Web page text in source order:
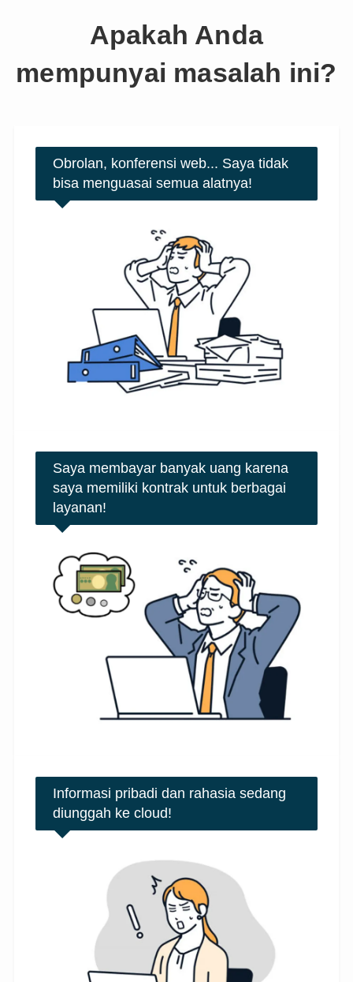
Apakah Anda
mempunyai masalah ini?
Obrolan, konferensi web... Saya tidak
bisa menguasai semua alatnya!
Saya membayar banyak uang karena
saya memiliki kontrak untuk berbagai
layanan!
Informasi pribadi dan rahasia sedang
diunggah ke cloud!